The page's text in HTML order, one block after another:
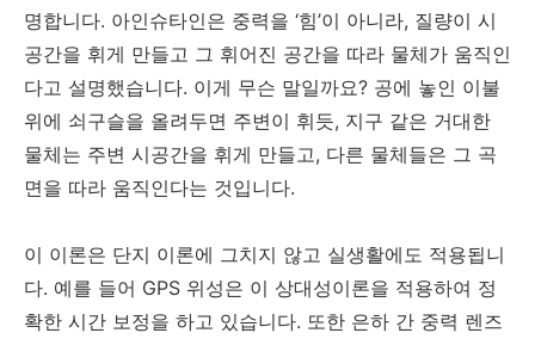
명합니다. 아인슈타인은 중력을 ‘힘’이 아니라, 질량이 시
공간을 휘게 만들고 그 휘어진 공간을 따라 물체가 움직인
다고 설명했습니다. 이게 무슨 말일까요? 공에 놓인 이불
위에 쇠구슬을 올려두면 주변이 휘듯, 지구 같은 거대한
물체는 주변 시공간을 휘게 만들고, 다른 물체들은 그 곡
면을 따라 움직인다는 것입니다.
이 이론은 단지 이론에 그치지 않고 실생활에도 적용됩니
다. 예를 들어 GPS 위성은 이 상대성이론을 적용하여 정
확한 시간 보정을 하고 있습니다. 또한 은하 간 중력 렌즈